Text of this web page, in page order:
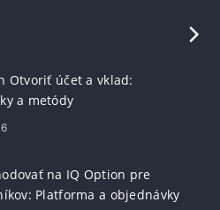
Otvoriť účet a vklad:
a metódy
na IQ Option pre
Platforma a objednávky